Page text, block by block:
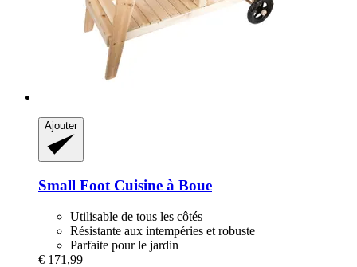
Ajouter
Small Foot Cuisine à Boue
Utilisable de tous les côtés
Résistante aux intempéries et robuste
Parfaite pour le jardin
€ 171,99